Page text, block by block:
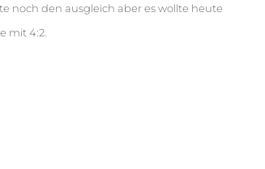
noch den ausgleich aber es wollte heute
mit 4:2.